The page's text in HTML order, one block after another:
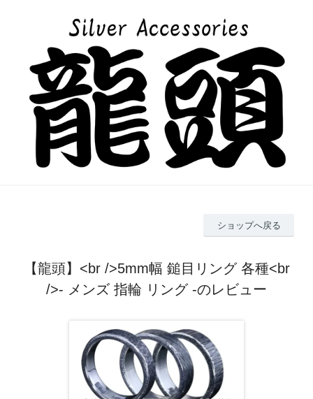
ショップへ戻る
【龍頭】<br />5mm幅 鎚目リング 各種<br
/>- メンズ 指輪 リング -のレビュー